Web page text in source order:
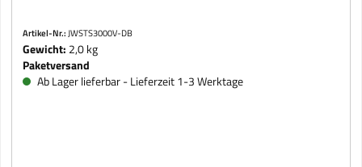
Artikel-Nr.: JWSTS3000V-DB
Gewicht: 2,0 kg
Paketversand
Ab Lager lieferbar - Lieferzeit 1-3 Werktage